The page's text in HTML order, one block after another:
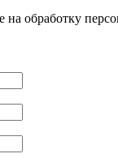
на обработку